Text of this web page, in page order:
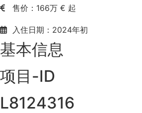
售价：166万 € 起
入住日期：2024年初
基本信息
项目-ID
L8124316